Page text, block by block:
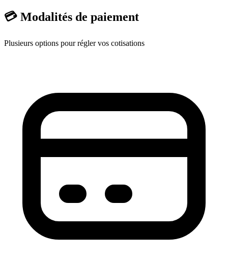
💳 Modalités de paiement
Plusieurs options pour régler vos cotisations